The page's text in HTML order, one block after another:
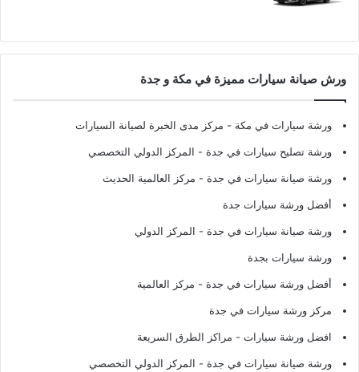
ورش صيانة سيارات مميزة في مكة و جدة
ورشة سيارات في مكة - مركز مدى الخبرة لصيانة السيارات
ورشة تصليح سيارات في جدة - المركز الدولي التخصصي
ورشة صيانة سيارات في جدة - مركز العالمية الحديث
أفضل ورشة سيارات جدة
ورشة صيانة سيارات في جدة - المركز الدولي
ورشة سيارات بجدة
أفضل ورشة سيارات في جدة - مركز العالمية
مركز ورشة سيارات في جدة
افضل ورشة سيارات - مراكز الطرق السريعة
ورشة صيانة سيارات في جدة - المركز الدولي التخصصي